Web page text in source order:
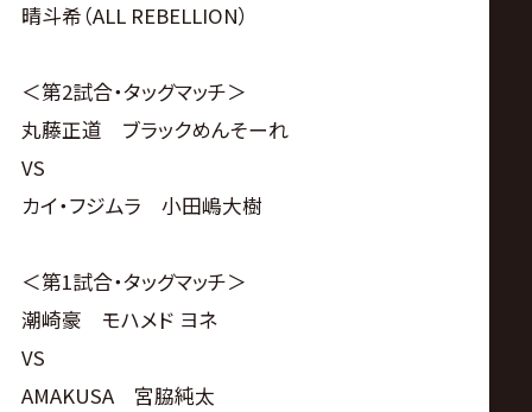
晴斗希（ALL REBELLION）
＜第2試合・タッグマッチ＞
丸藤正道 ブラックめんそーれ
VS
カイ・フジムラ 小田嶋大樹
＜第1試合・タッグマッチ＞
潮崎豪 モハメド ヨネ
VS
AMAKUSA 宮脇純太